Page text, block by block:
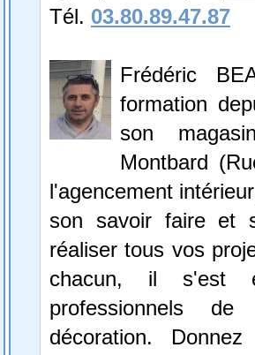
Tél. 03.80.89.47.87
Frédéric
formation
son
Montbard
l'agencement
son savoir faire et
réaliser tous vos
chacun, il s'est
professionnels
décoration.